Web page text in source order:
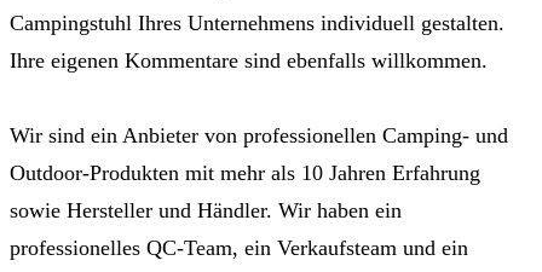
Campingstuhl Ihres Unternehmens individuell gestalten.
Ihre eigenen Kommentare sind ebenfalls willkommen.
Wir sind ein Anbieter von professionellen Camping- und
Outdoor-Produkten mit mehr als 10 Jahren Erfahrung
sowie Hersteller und Händler. Wir haben ein
professionelles QC-Team, ein Verkaufsteam und ein